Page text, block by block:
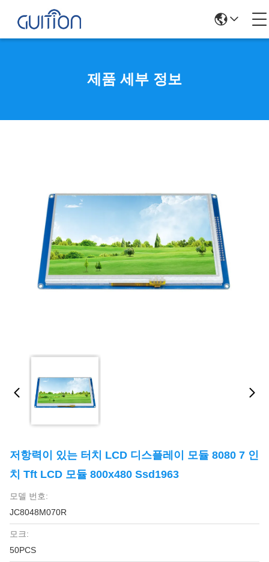
제품 세부 정보
저항력이 있는 터치 LCD 디스플레이 모듈 8080 7 인
치 Tft LCD 모듈 800x480 Ssd1963
모델 번호:
JC8048M070R
모크:
50PCS